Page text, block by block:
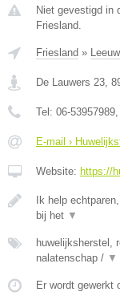
Niet gevestigd in
Friesland.
Friesland »
De Lauwers 23,
Tel: 06-53957989
E-mail ›
Website: https://
Ik help
bij het ▼
huwelijksherstel,
nalatenschap / ▼
Er wordt gewerkt